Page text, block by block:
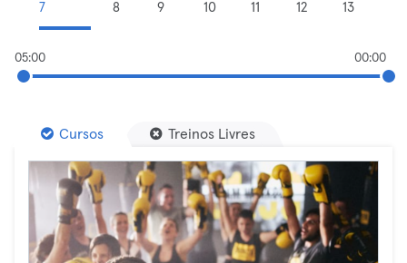
7
8
9
10
11
12
13
05:00 00:00
Cursos Treinos Livres